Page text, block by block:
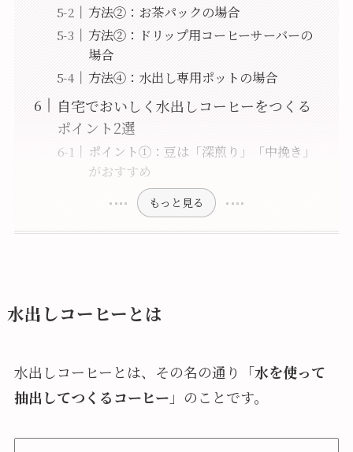
方法②：お茶パックの場合
方法②：ドリップ用コーヒーサーバーの
場合
方法④：水出し専用ポットの場合
自宅でおいしく水出しコーヒーをつくる
ポイント2選
ポイント①：豆は「深煎り」「中挽き」
がおすすめ
もっと見る
水出しコーヒーとは
水出しコーヒーとは、その名の通り「水を使って
抽出してつくるコーヒー 」のことです。